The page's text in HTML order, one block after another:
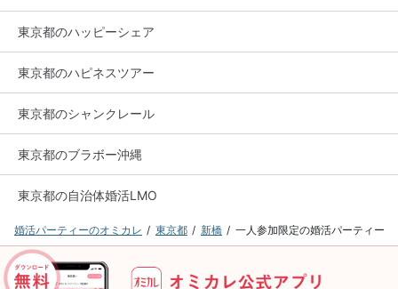
東京都のハッピーシェア
東京都のハピネスツアー
東京都のシャンクレール
東京都のブラボー沖縄
東京都の自治体婚活LMO
婚活パーティーのオミカレ 東京都 新橋 一人参加限定の婚活パーティー